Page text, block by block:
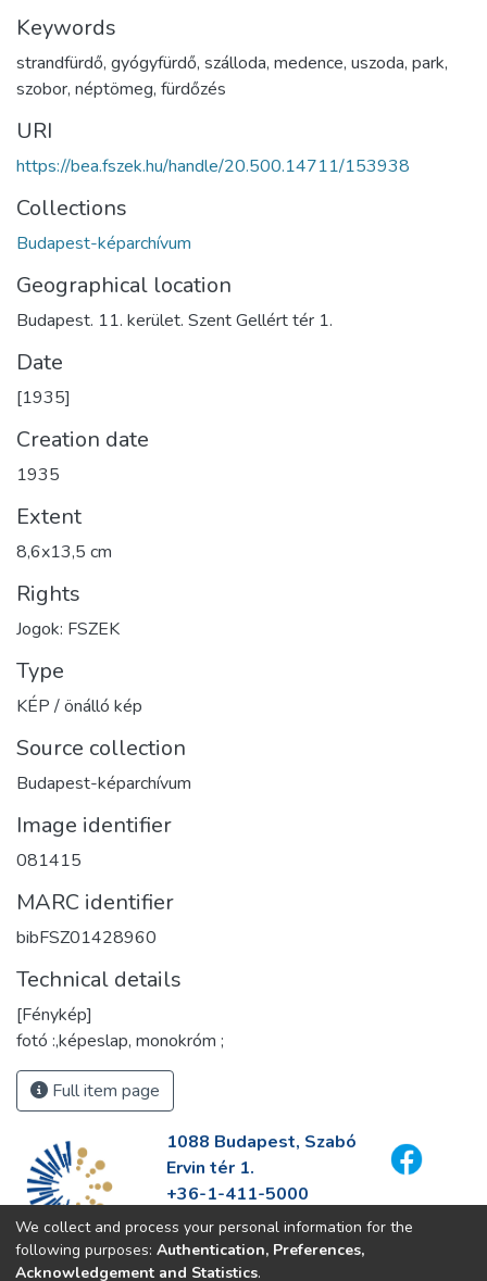
Keywords
strandfürdő, gyógyfürdő, szálloda, medence, uszoda, park,
szobor, néptömeg, fürdőzés
URI
https://bea.fszek.hu/handle/20.500.14711/153938
Collections
Budapest-képarchívum
Geographical location
Budapest. 11. kerület. Szent Gellért tér 1.
Date
[1935]
Creation date
1935
Extent
8,6x13,5 cm
Rights
Jogok: FSZEK
Type
KÉP / önálló kép
Source collection
Budapest-képarchívum
Image identifier
081415
MARC identifier
bibFSZ01428960
Technical details
[Fénykép]
fotó :,képeslap, monokróm ;
Full item page
1088 Budapest, Szabó
Ervin tér 1.
+36-1-411-5000
info@fszek.hu
https://fszek.hu
We collect and process your personal information for the
following purposes: Authentication, Preferences,
Acknowledgement and Statistics.